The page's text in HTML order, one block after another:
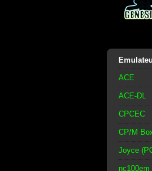
ACE
ACE-DL
CPCEC
CP/M
Joyce
nc100em